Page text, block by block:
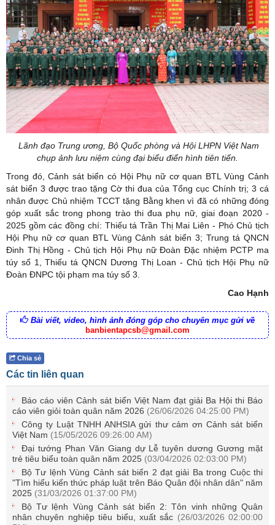
Lãnh đạo Trung ương, Bộ Quốc phòng và Hội LHPN Việt Nam
chụp ảnh lưu niệm cùng đại biểu điển hình tiên tiến.
Trong đó, Cảnh sát biển có Hội Phụ nữ cơ quan BTL Vùng Cảnh
sát biển 3 được trao tặng Cờ thi đua của Tổng cục Chính trị; 3 cá
nhân được Chủ nhiệm TCCT tặng Bằng khen vì đã có những đóng
góp xuất sắc trong phong trào thi đua phụ nữ, giai đoạn 2020 -
2025 gồm các đồng chí: Thiếu tá Trần Thị Mai Liên - Phó Chủ tịch
Hội Phụ nữ cơ quan BTL Vùng Cảnh sát biển 3; Trung tá QNCN
Đinh Thị Hồng - Chủ tịch Hội Phụ nữ Đoàn Đặc nhiệm PCTP ma
túy số 1, Thiếu tá QNCN Dương Thị Loan - Chủ tịch Hội Phụ nữ
Đoàn ĐNPC tội phạm ma túy số 3.
Cao Hạnh
Bài viết, video, hình ảnh đóng góp cho chuyên mục gửi về
banbientapcsb@gmail.com
Chia sẻ
Các tin liên quan
Báo cáo viên Cảnh sát biển Việt Nam đạt giải Ba Hội thi Báo
cáo viên giỏi toàn quân năm 2026 (26/06/2026 04:25:00 PM)
Công ty Luật TNHH ANHSIA gửi thư cảm ơn Cảnh sát biển
Việt Nam (15/05/2026 09:26:00 AM)
Đại tướng Phan Văn Giang dự Lễ tuyên dương Gương mặt
trẻ tiêu biểu toàn quân năm 2025 (03/04/2026 02:03:00 PM)
Bộ Tư lệnh Vùng Cảnh sát biển 2 đạt giải Ba trong Cuộc thi
"Tìm hiểu kiến thức pháp luật trên Báo Quân đội nhân dân" năm
2025 (31/03/2026 01:37:00 PM)
Bộ Tư lệnh Vùng Cảnh sát biển 2: Tôn vinh những Quân
nhân chuyên nghiệp tiêu biểu, xuất sắc (26/03/2026 02:00:00